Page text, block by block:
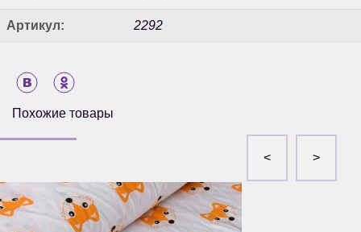
Артикул: 2292
Похожие товары